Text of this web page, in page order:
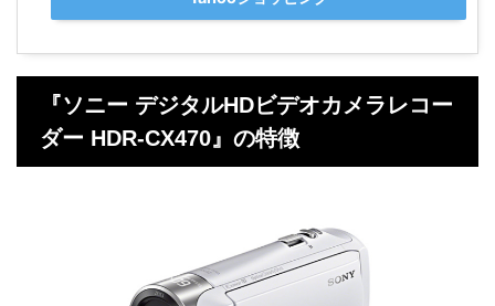
『ソニー デジタルHDビデオカメラレコー
ダー HDR-CX470』の特徴